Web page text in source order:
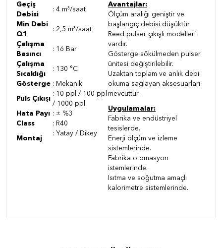
Geçiş
Debisi
: 4 m³/saat
Min Debi
Q1
: 2,5 m³/saat
Çalışma
Basıncı
: 16 Bar
Çalışma
Sıcaklığı
: 130 °C
Gösterge : Mekanik
Puls Çıkışı
: 10 ppl / 100 ppl
/ 1000 ppl
Hata Payı : ± %3
Class
: R40
Montaj
: Yatay / Dikey
Avantajlar:
Ölçüm aralığı geniştir ve
başlangıç debisi düşüktür.
Reed pulser çıkışlı modelleri
vardır.
Gösterge sökülmeden pulser
ünitesi değiştirilebilir.
Uzaktan toplam ve anlık debi
okuma sağlayan aksesuarları
mevcuttur.
Uygulamalar:
Fabrika ve endüstriyel
tesislerde.
Enerji ölçüm ve izleme
sistemlerinde.
Fabrika otomasyon
istemlerinde.
Isıtma ve soğutma amaçlı
kalorimetre sistemlerinde.